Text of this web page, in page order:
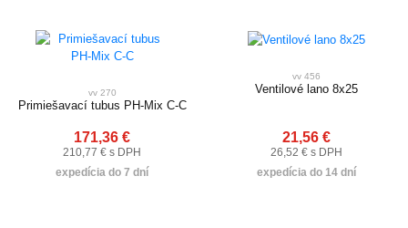
vv 270
Primiešavací tubus PH-Mix C-C
171,36 €
210,77 € s DPH
expedícia do 7 dní
vv 456
Ventilové lano 8x25
21,56 €
26,52 € s DPH
expedícia do 14 dní